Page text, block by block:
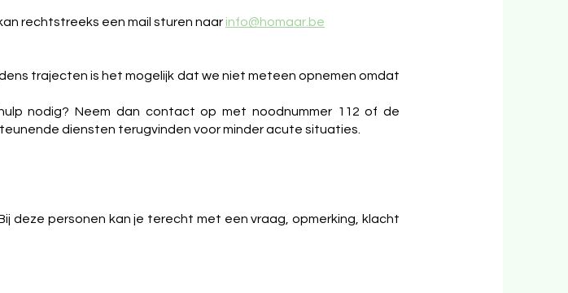
rechtstreeks een mail sturen naar info@homaar.be
trajecten is het mogelijk dat we niet meteen opnemen omdat
nodig? Neem dan contact op met noodnummer 112 of de
diensten terugvinden voor minder acute situaties.
deze personen kan je terecht met een vraag, opmerking, klacht